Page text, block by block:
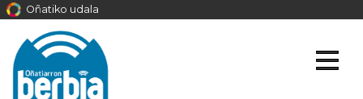
Oñatiko udala